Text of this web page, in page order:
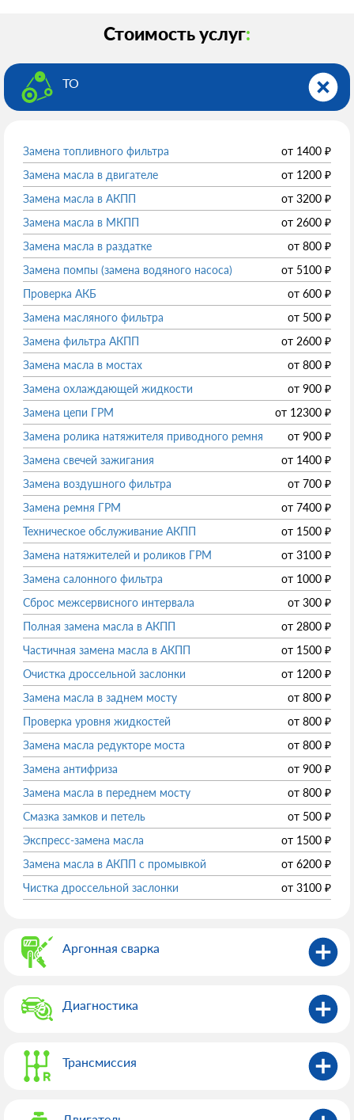
Стоимость услуг:
ТО
Замена топливного фильтра от 1400 ₽
Замена масла в двигателе
от 1200 ₽
Замена масла в АКПП
от 3200 ₽
Замена масла в МКПП
от 2600 ₽
Замена масла в раздатке
от 800 ₽
Замена помпы (замена водяного насоса)
от 5100 ₽
Проверка АКБ
от 600 ₽
Замена масляного фильтра
от 500 ₽
Замена фильтра АКПП
от 2600 ₽
Замена масла в мостах
от 800 ₽
Замена охлаждающей жидкости
от 900 ₽
Замена цепи ГРМ
от 12300 ₽
Замена ролика натяжителя приводного ремня
от 900 ₽
Замена свечей зажигания
от 1400 ₽
Замена воздушного фильтра
от 700 ₽
Замена ремня ГРМ
от 7400 ₽
Техническое обслуживание АКПП
от 1500 ₽
Замена натяжителей и роликов ГРМ
от 3100 ₽
Замена салонного фильтра
от 1000 ₽
Сброс межсервисного интервала
от 300 ₽
Полная замена масла в АКПП
от 2800 ₽
Частичная замена масла в АКПП
от 1500 ₽
Очистка дроссельной заслонки
от 1200 ₽
Замена масла в заднем мосту
от 800 ₽
Проверка уровня жидкостей
от 800 ₽
Замена масла редукторе моста
от 800 ₽
Замена антифриза
от 900 ₽
Замена масла в переднем мосту
от 800 ₽
Смазка замков и петель
от 500 ₽
Экспресс-замена масла
от 1500 ₽
Замена масла в АКПП с промывкой
от 6200 ₽
Чистка дроссельной заслонки
от 3100 ₽
Аргонная сварка
Диагностика
Трансмиссия